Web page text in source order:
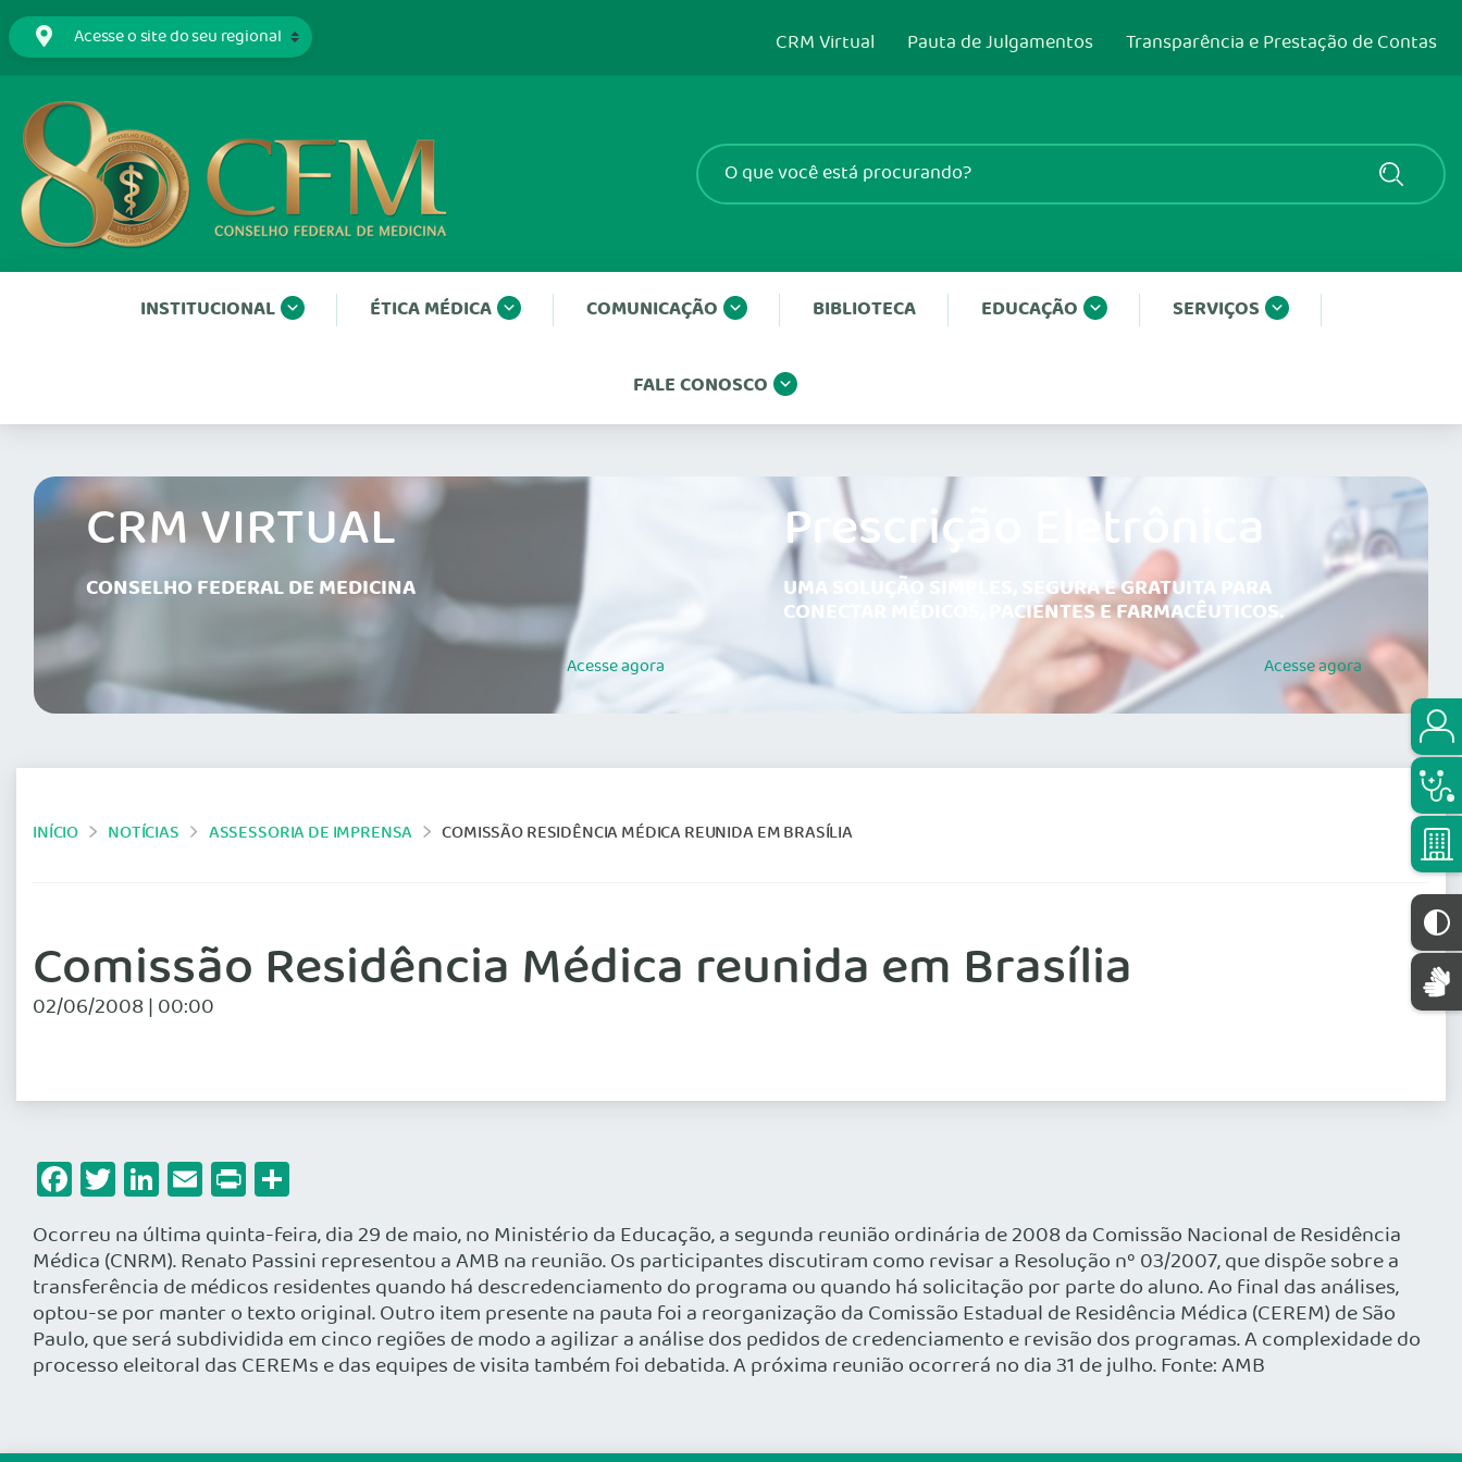
CRM Virtual Pauta de Julgamentos Transparência e Prestação de Contas
INSTITUCIONAL ÉTICA MÉDICA COMUNICAÇÃO BIBLIOTECA EDUCAÇÃO SERVIÇOS
FALE CONOSCO
CRM VIRTUAL
CONSELHO FEDERAL DE MEDICINA
Acesseagora
Prescrição Eletrônica
UMA SOLUÇÃO SIMPLES, SEGURA E GRATUITA PARA
CONECTAR MÉDICOS, PACIENTES E FARMACÊUTICOS.
Acesseagora
INÍCIO NOTÍCIAS ASSESSORIA DE IMPRENSA COMISSÃO RESIDÊNCIA MÉDICA REUNIDA EM BRASÍLIA
Comissão Residência Médica reunida em Brasília
02/06/2008 | 00:00
Facebook
Twitter
LinkedIn
Email
Print
Ocorreu na última quinta-feira, dia 29 de maio, no Ministério da Educação, a segunda reunião ordinária de 2008 da Comissão Nacional de Residência
Médica (CNRM). Renato Passini representou a AMB na reunião. Os participantes discutiram como revisar a Resolução nº 03/2007, que dispõe sobre a
transferência de médicos residentes quando há descredenciamento do programa ou quando há solicitação por parte do aluno. Ao final das análises,
optou-se por manter o texto original. Outro item presente na pauta foi a reorganização da Comissão Estadual de Residência Médica (CEREM) de São
Paulo, que será subdividida em cinco regiões de modo a agilizar a análise dos pedidos de credenciamento e revisão dos programas. A complexidade do
processo eleitoral das CEREMs e das equipes de visita também foi debatida. A próxima reunião ocorrerá no dia 31 de julho. Fonte: AMB